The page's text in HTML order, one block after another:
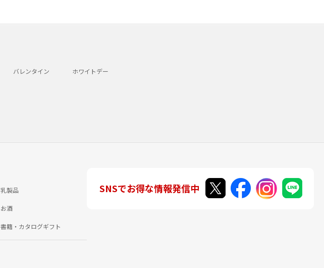
バレンタイン ホワイトデー
乳製品
お酒
書籍・カタログギフト
SNSでお得な情報発信中